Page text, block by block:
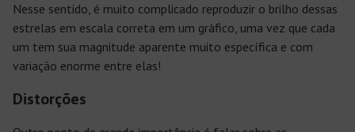
Nesse sentido, é muito complicado reproduzir o brilho dessas
estrelas em escala correta em um gráfico, uma vez que cada
um tem sua magnitude aparente muito específica e com
variação enorme entre elas!
Distorções